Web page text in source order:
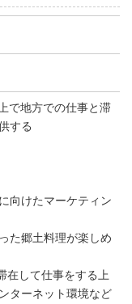
で地方での仕事と滞
する
向けたマーケティン
た郷土料理が楽しめ
在して仕事をする上
ターネット環境など